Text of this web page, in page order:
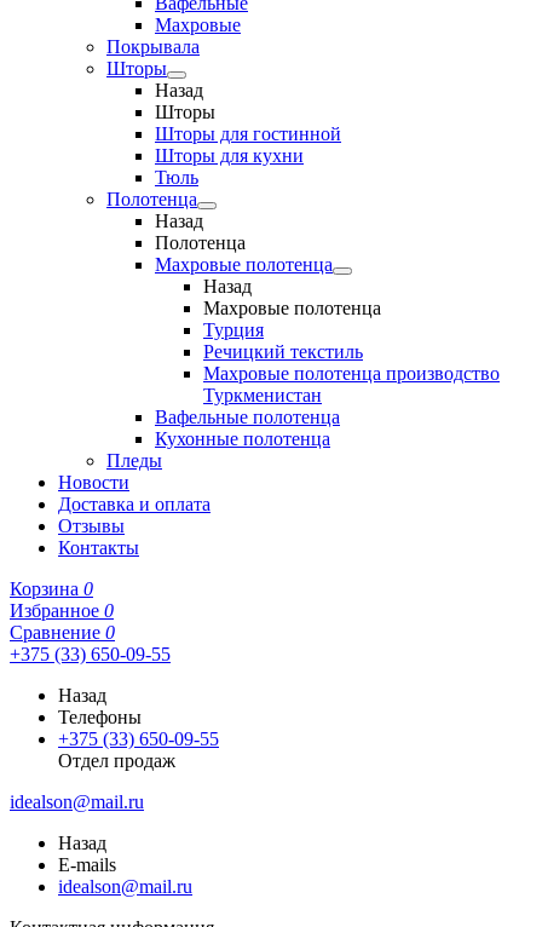
Махровые
Покрывала
Шторы
Назад
Шторы
Шторы для гостинной
Шторы для кухни
Тюль
Полотенца
Назад
Полотенца
Махровые полотенца
Назад
Махровые полотенца
Турция
Речицкий текстиль
Махровые полотенца производство
Туркменистан
Вафельные полотенца
Кухонные полотенца
Пледы
Новости
Доставка и оплата
Отзывы
Контакты
Корзина 0
Избранное 0
Сравнение 0
+375 (33) 650-09-55
Назад
Телефоны
+375 (33) 650-09-55
Отдел продаж
idealson@mail.ru
Назад
E-mails
idealson@mail.ru